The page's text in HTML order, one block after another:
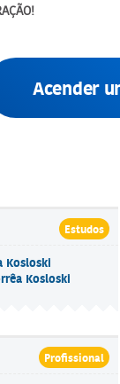
Acender
Estudos
Kosloski
Kosloski
Profissional